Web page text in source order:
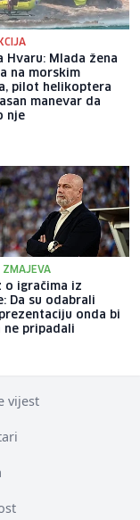
Hvaru: Mlada žena
na morskim
pilot helikoptera
manevar da
nje
ZMAJEVA
o igračima iz
Da su odabrali
onda bi
pripadali
vijest